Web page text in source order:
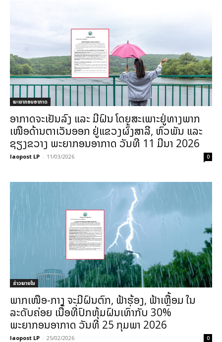
ພະຍາກອນອາກາດ
ອາກາດຈະເຢັນລົງ ແລະ ມີຝົນ ໂດຍສະເພາະຢູ່ທາງພາກ
ເໜືອດ້ານຕາເວັນອອກ ຢູ່ແຂວງຜົ້ງສາລີ, ຫົວພັນ ແລະ
ຊຽງຂວາງ ພະຍາກອນອາກາດ ວັນທີ 11 ມີນາ 2026
laopost LP - 11/03/2026 0
ຂ່າວພາຍ​ໃນ
ພາກເໜືອ-ກາງ ຈະມີຝົນຕົກ, ຟ້າຮ້ອງ, ຟ້າເຫຼື້ອມ ໃນ
ລະດັບຄ່ອຍ ເນື້ອທີ່ປົກຫຸ້ມຝົນເທົ່າກັບ 30%
ພະຍາກອນອາກາດ ວັນທີ 25 ກຸມພາ 2026
laopost LP - 25/02/2026 0